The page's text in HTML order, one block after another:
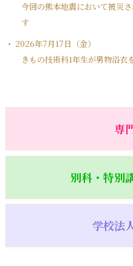
今回の熊本地震において被災
す
2026年7月17日（金）
きもの技術科1年生が男物浴衣
専
別科・特別
学校法